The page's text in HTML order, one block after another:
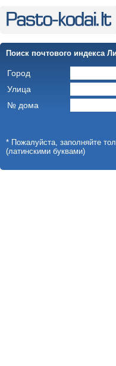
Поиск почтового индекса
Город
Улица
№ дома
* Пожалуйста, заполняйте
(латинскими буквами)